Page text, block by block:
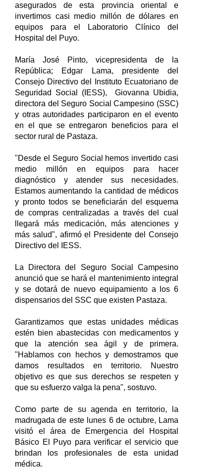
asegurados de esta provincia oriental e
invertimos casi medio millón de dólares en
equipos para el Laboratorio Clínico del
Hospital del Puyo.
María José Pinto, vicepresidenta de la
República; Edgar Lama, presidente del
Consejo Directivo del Instituto Ecuatoriano de
Seguridad Social (IESS), Giovanna Ubidia,
directora del Seguro Social Campesino (SSC)
y otras autoridades participaron en el evento
en el que se entregaron beneficios para el
sector rural de Pastaza.
"Desde el Seguro Social hemos invertido casi
medio millón en equipos para hacer
diagnóstico y atender sus necesidades.
Estamos aumentando la cantidad de médicos
y pronto todos se beneficiarán del esquema
de compras centralizadas a través del cual
llegará más medicación, más atenciones y
más salud", afirmó el Presidente del Consejo
Directivo del IESS.
La Directora del Seguro Social Campesino
anunció que se hará el mantenimiento integral
y se dotará de nuevo equipamiento a los 6
dispensarios del SSC que existen Pastaza.
Garantizamos que estas unidades médicas
estén bien abastecidas con medicamentos y
que la atención sea ágil y de primera.
"Hablamos con hechos y demostramos que
damos resultados en territorio. Nuestro
objetivo es que sus derechos se respeten y
que su esfuerzo valga la pena", sostuvo.
Como parte de su agenda en territorio, la
madrugada de este lunes 6 de octubre, Lama
visitó el área de Emergencia del Hospital
Básico El Puyo para verificar el servicio que
brindan los profesionales de esta unidad
médica.